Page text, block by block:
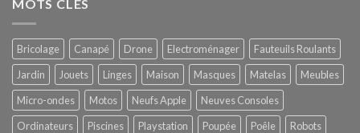
MOTS CLÉS
Bricolage Canapé Drone Electroménager
Fauteuils Roulants
Jardin
Jouets Linges Maison Masques Matelas
Meubles
Micro-ondes
Motos Neufs Apple
Neuves Consoles
Ordinateurs
Piscines Playstation Poupée Poêle
Robots